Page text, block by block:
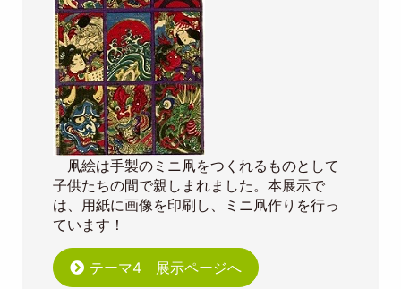
凧絵は手製のミニ凧をつくれるものとして
子供たちの間で親しまれました。本展示で
は、用紙に画像を印刷し、ミニ凧作りを行っ
ています！
テーマ4 展示ページへ